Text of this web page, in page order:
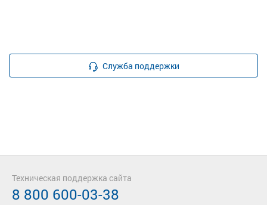
Служба поддержки
Техническая поддержка сайта
8 800 600-03-38